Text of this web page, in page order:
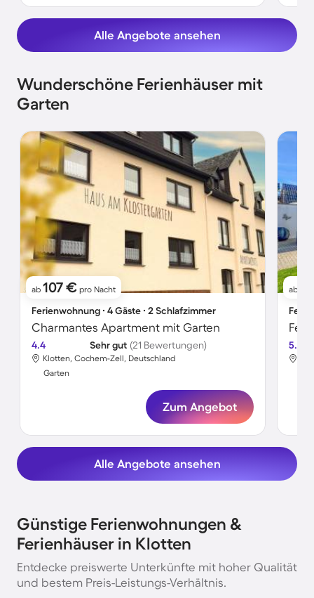
Alle Angebote ansehen
Wunderschöne Ferienhäuser mit
Garten
ab 107 € pro Nacht
Ferienwohnung ∙ 4 Gäste ∙ 2 Schlafzimmer
Charmantes Apartment mit Garten
4.4 Sehr gut (21 Bewertungen)
Klotten, Cochem-Zell, Deutschland
Garten
Zum Angebot
ab
5.0
Alle Angebote ansehen
Günstige Ferienwohnungen &
Ferienhäuser in Klotten
Entdecke preiswerte Unterkünfte mit hoher Qualität
und bestem Preis-Leistungs-Verhältnis.